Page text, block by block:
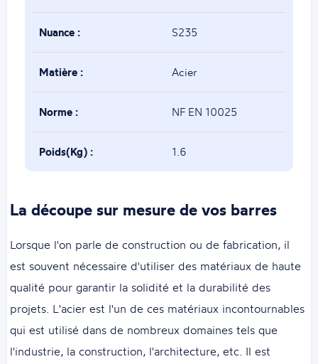
Nuance : S235
Matière : Acier
Norme : NF EN 10025
Poids(Kg) : 1.6
La découpe sur mesure de vos barres
Lorsque l'on parle de construction ou de fabrication, il
est souvent nécessaire d'utiliser des matériaux de haute
qualité pour garantir la solidité et la durabilité des
projets. L'acier est l'un de ces matériaux incontournables
qui est utilisé dans de nombreux domaines tels que
l'industrie, la construction, l'architecture, etc. Il est